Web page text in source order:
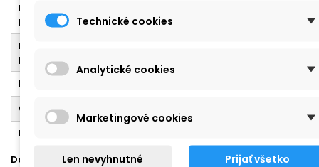
Hmotnosť
prázdny
Hmotnosť s
penou
Plávateľnosť
Objem
Rozsah teplôt
Dostupné prevedenia:
Technické cookies
Analytické cookies
Marketingové cookies
Len nevyhnutné
Prijať všetko